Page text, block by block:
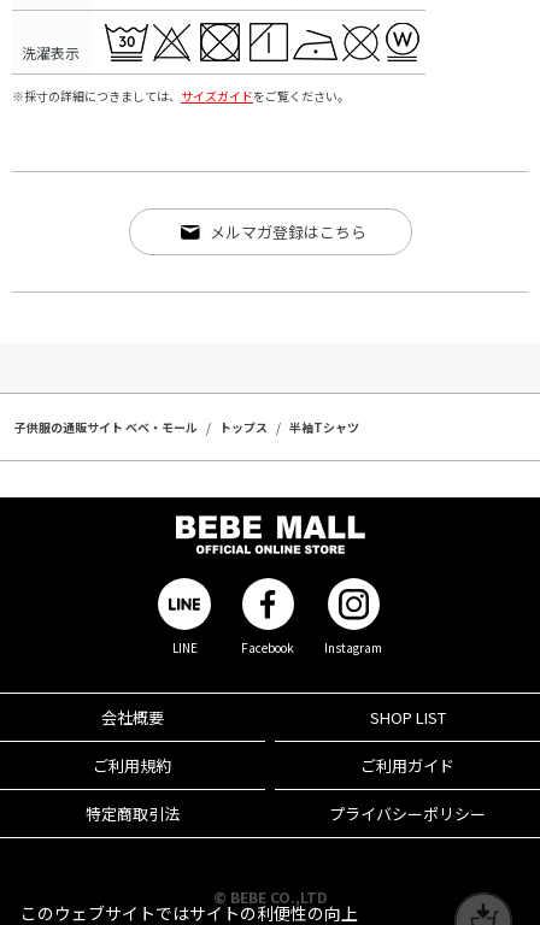
洗濯表示
※採寸の詳細につきましては、 サイズガイドをご覧ください。
メルマガ登録はこちら
子供服の通販サイト ベベ・モール トップス 半袖Tシャツ
LINE Facebook Instagram
会社概要 SHOP LIST
ご利用規約 ご利用ガイド
特定商取引法 プライバシーポリシー
© BEBE CO.,LTD
このウェブサイトではサイトの利便性の向上